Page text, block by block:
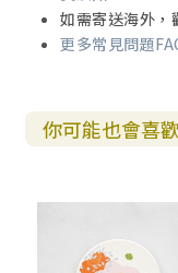
如需寄送海外，
更多常見問題
你可能也會喜歡